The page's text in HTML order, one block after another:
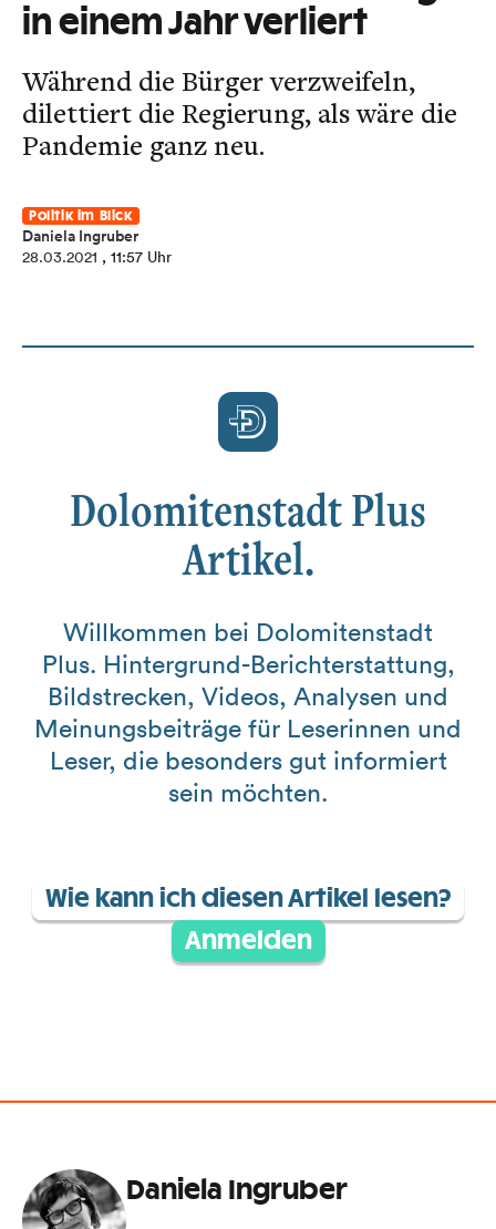
in einem Jahr verliert
Während die Bürger verzweifeln,
dilettiert die Regierung, als wäre die
Pandemie ganz neu.
Politik im Blick
Daniela Ingruber
28.03.2021 , 11:57 Uhr
Dolomitenstadt Plus
Artikel.
Willkommen bei Dolomitenstadt
Plus. Hintergrund-Berichterstattung,
Bildstrecken, Videos, Analysen und
Meinungsbeiträge für Leserinnen und
Leser, die besonders gut informiert
sein möchten.
Wie kann ich diesen Artikel lesen?
Anmelden
Daniela Ingruber